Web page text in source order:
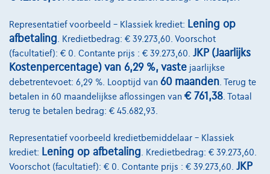
Porsche Cayman
€59.900 1 ✓ BTW aftrekbaar
Representatief voorbeeld – Klassiek krediet: Lening op
afbetaling . Kredietbedrag: € 39.273,60. Voorschot
(facultatief): € 0. Contante prijs : € 39.273,60. JKP (Jaarlijks
Kostenpercentage) van 6,29 %, vaste jaarlijkse
debetrentevoet: 6,29 %. Looptijd van 60 maanden . Terug te
betalen in 60 maandelijkse aflossingen van € 761,38 . Totaal
terug te betalen bedrag: € 45.682,93.
Representatief voorbeeld kredietbemiddelaar – Klassiek
krediet: Lening op afbetaling . Kredietbedrag: € 39.273,60.
Voorschot (facultatief): € 0. Contante prijs : € 39.273,60. JKP